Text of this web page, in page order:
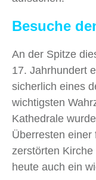
Besuche
An der Spitze
17. Jahrhundert
sicherlich eines
wichtigsten
Kathedrale
Überresten einer
zerstörten
heute auch ein